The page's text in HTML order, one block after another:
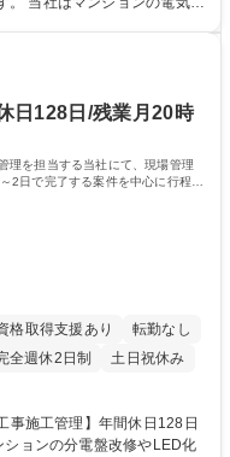
域に根差した働き方が可能
理】年休128日/直行直帰可
社員のWLBを重視してお
ています。資格手当も充実
位資格取得を目指す方を会
工管理技士 第一種電気工事
日128日/残業月20時
理を担当する当社にて、現場管理
2日で完了する案件を中心に行程・
格取得支援あり
転勤なし
全週休2日制
土日祝休み